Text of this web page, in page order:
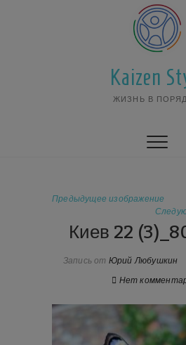
Kaizen
ЖИЗНЬ В
Предыдущее изображение
Киев 22
Запись от Юрий Любушкин
Нет